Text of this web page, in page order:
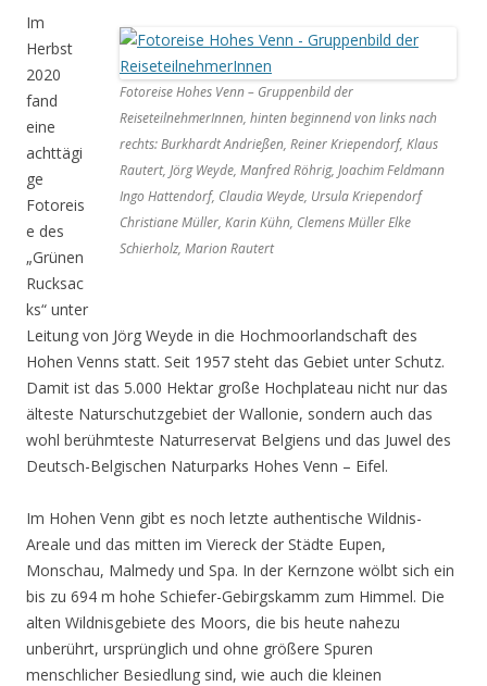
Fotoreise Hohes Venn – Gruppenbild der
ReiseteilnehmerInnen, hinten beginnend von links nach
rechts: Burkhardt Andrießen, Reiner Kriependorf, Klaus
Rautert, Jörg Weyde, Manfred Röhrig, Joachim Feldmann
Ingo Hattendorf, Claudia Weyde, Ursula Kriependorf
Christiane Müller, Karin Kühn, Clemens Müller Elke
Schierholz, Marion Rautert
Im
Herbst
2020
fand
eine
achttägi
ge
Fotoreis
e des
„Grünen
Rucksac
ks“ unter
Leitung von Jörg Weyde in die Hochmoorlandschaft des
Hohen Venns statt. Seit 1957 steht das Gebiet unter Schutz.
Damit ist das 5.000 Hektar große Hochplateau nicht nur das
älteste Naturschutzgebiet der Wallonie, sondern auch das
wohl berühmteste Naturreservat Belgiens und das Juwel des
Deutsch-Belgischen Naturparks Hohes Venn – Eifel.
Im Hohen Venn gibt es noch letzte authentische Wildnis-
Areale und das mitten im Viereck der Städte Eupen,
Monschau, Malmedy und Spa. In der Kernzone wölbt sich ein
bis zu 694 m hohe Schiefer-Gebirgskamm zum Himmel. Die
alten Wildnisgebiete des Moors, die bis heute nahezu
unberührt, ursprünglich und ohne größere Spuren
menschlicher Besiedlung sind, wie auch die kleinen